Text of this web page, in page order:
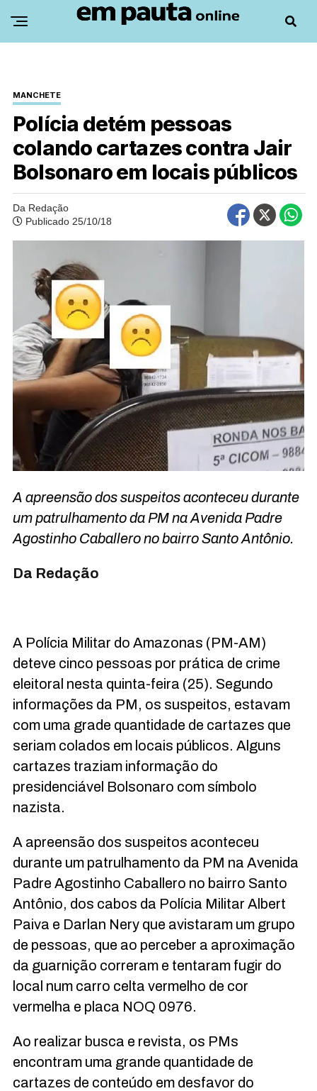
MANCHETE
Polícia detém pessoas
colando cartazes contra Jair
Bolsonaro em locais públicos
Da Redação
Publicado 25/10/18
A apreensão dos suspeitos aconteceu durante
um patrulhamento da PM na Avenida Padre
Agostinho Caballero no bairro Santo Antônio.
Da Redação
A Polícia Militar do Amazonas (PM-AM)
deteve cinco pessoas por prática de crime
eleitoral nesta quinta-feira (25). Segundo
informações da PM, os suspeitos, estavam
com uma grade quantidade de cartazes que
seriam colados em locais públicos. Alguns
cartazes traziam informação do
presidenciável Bolsonaro com símbolo
nazista.
A apreensão dos suspeitos aconteceu
durante um patrulhamento da PM na Avenida
Padre Agostinho Caballero no bairro Santo
Antônio, dos cabos da Polícia Militar Albert
Paiva e Darlan Nery que avistaram um grupo
de pessoas, que ao perceber a aproximação
da guarnição correram e tentaram fugir do
local num carro celta vermelho de cor
vermelha e placa NOQ 0976.
Ao realizar busca e revista, os PMs
encontram uma grande quantidade de
cartazes de conteúdo em desfavor do